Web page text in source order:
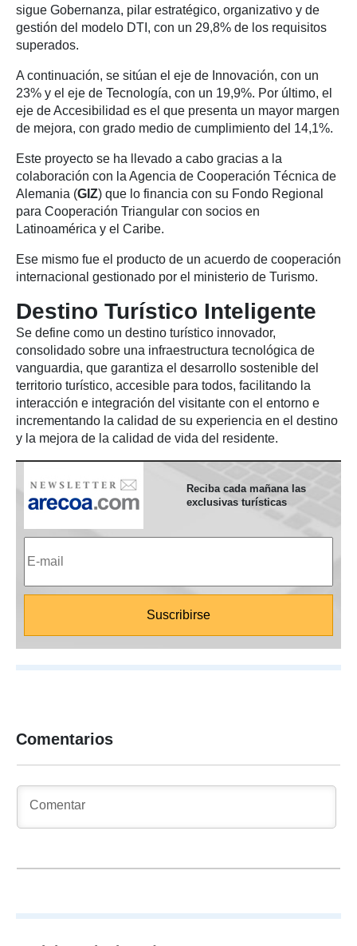
sigue Gobernanza, pilar estratégico, organizativo y de
gestión del modelo DTI, con un 29,8% de los requisitos
superados.
A continuación, se sitúan el eje de Innovación, con un
23% y el eje de Tecnología, con un 19,9%. Por último, el
eje de Accesibilidad es el que presenta un mayor margen
de mejora, con grado medio de cumplimiento del 14,1%.
Este proyecto se ha llevado a cabo gracias a la
colaboración con la Agencia de Cooperación Técnica de
Alemania (GIZ) que lo financia con su Fondo Regional
para Cooperación Triangular con socios en
Latinoamérica y el Caribe.
Ese mismo fue el producto de un acuerdo de cooperación
internacional gestionado por el ministerio de Turismo.
Destino Turístico Inteligente
Se define como un destino turístico innovador,
consolidado sobre una infraestructura tecnológica de
vanguardia, que garantiza el desarrollo sostenible del
territorio turístico, accesible para todos, facilitando la
interacción e integración del visitante con el entorno e
incrementando la calidad de su experiencia en el destino
y la mejora de la calidad de vida del residente.
Reciba cada mañana las
exclusivas turísticas
Comentarios